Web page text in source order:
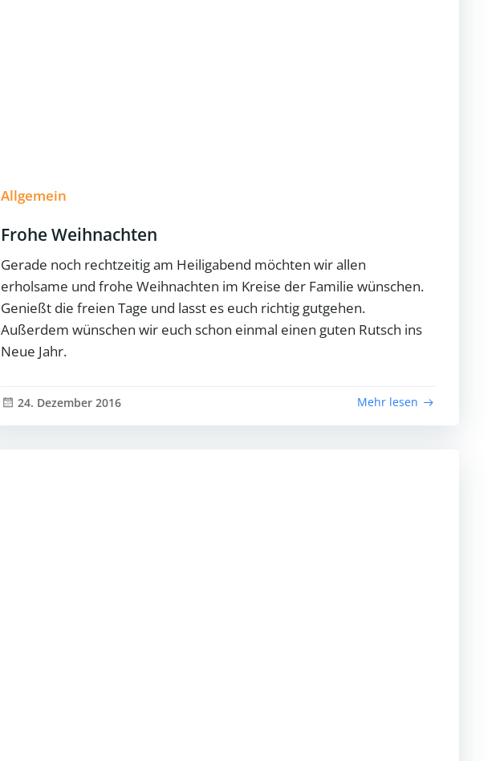
Allgemein
Frohe Weihnachten
Gerade noch rechtzeitig am Heiligabend möchten wir allen
erholsame und frohe Weihnachten im Kreise der Familie wünschen.
Genießt die freien Tage und lasst es euch richtig gutgehen.
Außerdem wünschen wir euch schon einmal einen guten Rutsch ins
Neue Jahr.
24. Dezember 2016 Mehr lesen